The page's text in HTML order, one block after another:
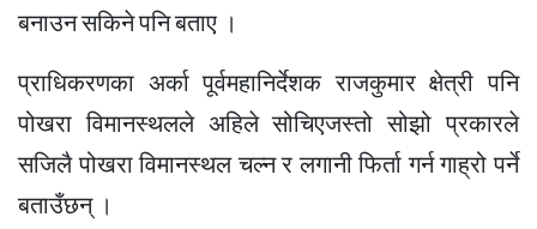
बनाउन सकिने पनि बताए ।
प्राधिकरणका अर्का पूर्वमहानिर्देशक राजकुमार क्षेत्री पनि
पोखरा विमानस्थलले अहिले सोचिएजस्तो सोझो प्रकारले
सजिलै पोखरा विमानस्थल चल्न र लगानी फिर्ता गर्न गाह्रो पर्ने
बताउँछन् ।